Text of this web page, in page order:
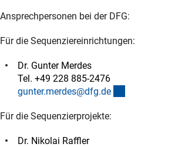
Ansprechpersonen bei der DFG:
Für die Sequenziereinrichtungen:
Dr. Gunter Merdes
Tel. +49 228 885-2476
gunter.merdes@dfg.de
Für die Sequenzierprojekte:
Dr. Nikolai Raffler